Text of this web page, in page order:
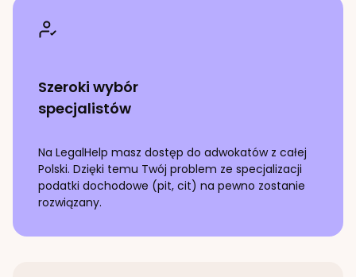
Szeroki wybór
specjalistów
Na LegalHelp masz dostęp do adwokatów z całej
Polski. Dzięki temu Twój problem ze specjalizacji
podatki dochodowe (pit, cit) na pewno zostanie
rozwiązany.